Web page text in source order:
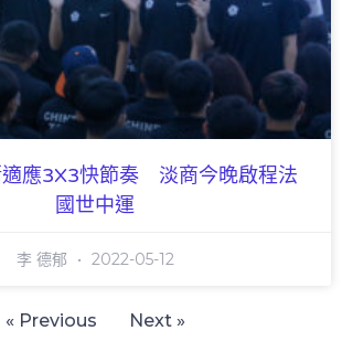
適應3X3快節奏 淡商今晚啟程法
國世中運
李 德郁 2022-05-12
« Previous Next »